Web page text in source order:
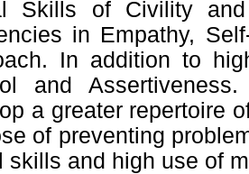
Skills of Civility
in Empathy,
In addition to
and
a greater repertoire
of preventing
skills and high use of